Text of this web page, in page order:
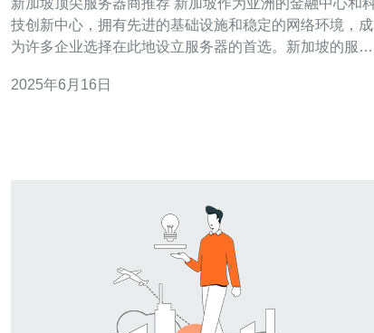
新加坡顶尖服务器商推荐 新加坡作为亚洲的金融中心和科
技创新中心，拥有先进的基础设施和稳定的网络环境，成
为许多企业选择在此地设立服务器的首选。新加坡的服务
队和优质的客户服务，能够满足企业各种需求。 1. 新加坡
2025年6月16日